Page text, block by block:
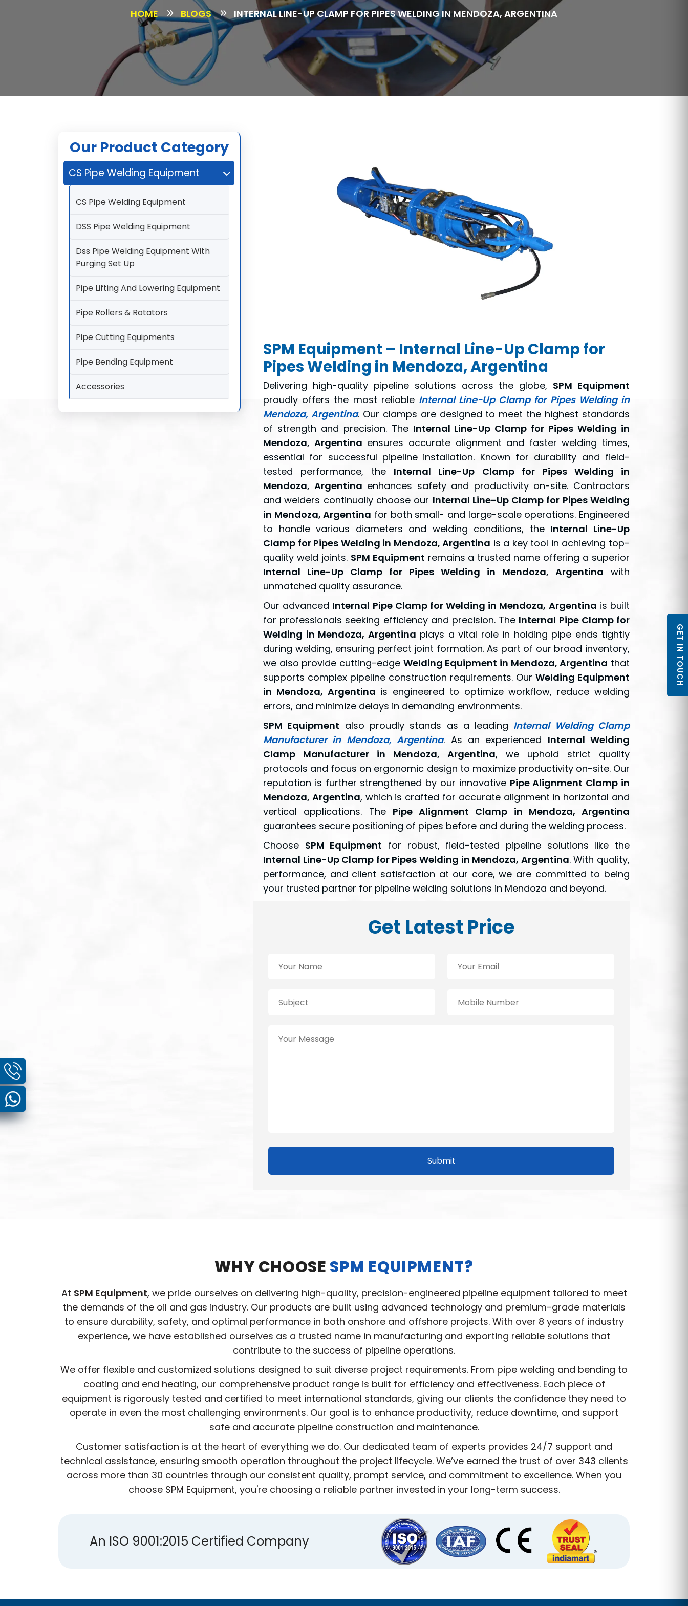
HOME BLOGS INTERNAL LINE-UP CLAMP FOR PIPES WELDING IN MENDOZA, ARGENTINA
Our Product Category
CS Pipe Welding Equipment
CS Pipe Welding Equipment
DSS Pipe Welding Equipment
Dss Pipe Welding Equipment With
Purging Set Up
Pipe Lifting And Lowering Equipment
Pipe Rollers & Rotators
Pipe Cutting Equipments
Pipe Bending Equipment
Accessories
SPM Equipment – Internal Line-Up Clamp for
Pipes Welding in Mendoza, Argentina
Delivering high-quality pipeline solutions across the globe, SPM Equipment
proudly offers the most reliable Internal Line-Up Clamp for Pipes Welding in
Mendoza, Argentina. Our clamps are designed to meet the highest standards
of strength and precision. The Internal Line-Up Clamp for Pipes Welding in
Mendoza, Argentina ensures accurate alignment and faster welding times,
essential for successful pipeline installation. Known for durability and field-
tested performance, the Internal Line-Up Clamp for Pipes Welding in
Mendoza, Argentina enhances safety and productivity on-site. Contractors
and welders continually choose our Internal Line-Up Clamp for Pipes Welding
in Mendoza, Argentina for both small- and large-scale operations. Engineered
to handle various diameters and welding conditions, the Internal Line-Up
Clamp for Pipes Welding in Mendoza, Argentina is a key tool in achieving top-
quality weld joints. SPM Equipment remains a trusted name offering a superior
Internal Line-Up Clamp for Pipes Welding in Mendoza, Argentina with
unmatched quality assurance.
Our advanced Internal Pipe Clamp for Welding in Mendoza, Argentina is built
for professionals seeking efficiency and precision. The Internal Pipe Clamp for
Welding in Mendoza, Argentina plays a vital role in holding pipe ends tightly
during welding, ensuring perfect joint formation. As part of our broad inventory,
we also provide cutting-edge Welding Equipment in Mendoza, Argentina that
supports complex pipeline construction requirements. Our Welding Equipment
in Mendoza, Argentina is engineered to optimize workflow, reduce welding
errors, and minimize delays in demanding environments.
SPM Equipment also proudly stands as a leading Internal Welding Clamp
Manufacturer in Mendoza, Argentina. As an experienced Internal Welding
Clamp Manufacturer in Mendoza, Argentina, we uphold strict quality
protocols and focus on ergonomic design to maximize productivity on-site. Our
reputation is further strengthened by our innovative Pipe Alignment Clamp in
Mendoza, Argentina, which is crafted for accurate alignment in horizontal and
vertical applications. The Pipe Alignment Clamp in Mendoza, Argentina
guarantees secure positioning of pipes before and during the welding process.
Choose SPM Equipment for robust, field-tested pipeline solutions like the
Internal Line-Up Clamp for Pipes Welding in Mendoza, Argentina. With quality,
performance, and client satisfaction at our core, we are committed to being
your trusted partner for pipeline welding solutions in Mendoza and beyond.
Get Latest Price
Submit
WHY CHOOSE SPM EQUIPMENT?
At SPM Equipment, we pride ourselves on delivering high-quality, precision-engineered pipeline equipment tailored to meet
the demands of the oil and gas industry. Our products are built using advanced technology and premium-grade materials
to ensure durability, safety, and optimal performance in both onshore and offshore projects. With over 8 years of industry
experience, we have established ourselves as a trusted name in manufacturing and exporting reliable solutions that
contribute to the success of pipeline operations.
We offer flexible and customized solutions designed to suit diverse project requirements. From pipe welding and bending to
coating and end heating, our comprehensive product range is built for efficiency and effectiveness. Each piece of
equipment is rigorously tested and certified to meet international standards, giving our clients the confidence they need to
operate in even the most challenging environments. Our goal is to enhance productivity, reduce downtime, and support
safe and accurate pipeline construction and maintenance.
Customer satisfaction is at the heart of everything we do. Our dedicated team of experts provides 24/7 support and
technical assistance, ensuring smooth operation throughout the project lifecycle. We’ve earned the trust of over 343 clients
across more than 30 countries through our consistent quality, prompt service, and commitment to excellence. When you
choose SPM Equipment, you're choosing a reliable partner invested in your long-term success.
An ISO 9001:2015 Certified Company
GET IN TOUCH